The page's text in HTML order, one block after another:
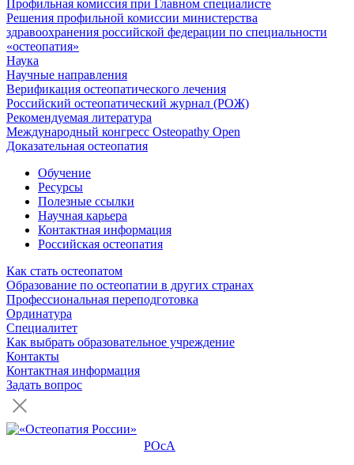
Профильная комиссия при Главном специалисте
Решения профильной комиссии министерства
здравоохранения российской федерации по специальности
«остеопатия»
Наука
Научные направления
Верификация остеопатического лечения
Российский остеопатический журнал (РОЖ)
Рекомендуемая литература
Международный конгресс Osteopathy Open
Доказательная остеопатия
Обучение
Ресурсы
Полезные ссылки
Научная карьера
Контактная информация
Российская остеопатия
Как стать остеопатом
Образование по остеопатии в других странах
Профессиональная переподготовка
Ординатура
Специалитет
Как выбрать образовательное учреждение
Контакты
Контактная информация
Задать вопрос
РОсА